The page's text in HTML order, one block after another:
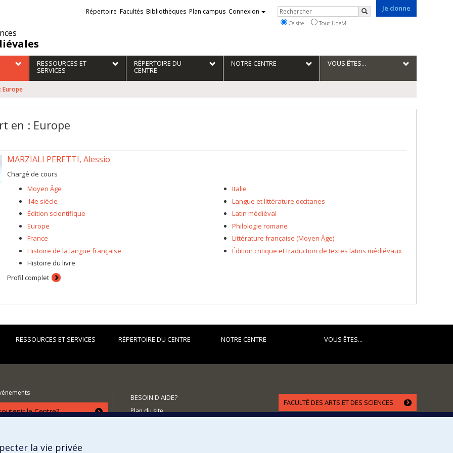
Je donne
Liens
externes
Répertoire Facultés Bibliothèques Plan campus Connexion Rechercher
Rechercher
Ce site Tout UdeM
RESSOURCES ET
SERVICES
RÉPERTOIRE DU
CENTRE
NOTRE CENTRE VOUS ÊTES...
Europe
en : Europe
MARZIALI PERETTI, Alessio
Chargé de cours
Moyen Âge
14e siècle
Édition scientifique
Europe
France
Histoire de la langue française
Histoire du livre
Italie
Langue et littérature occitanes
Latin médiéval
Philologie romane
Littérature française (Moyen Âge)
Édition critique et traduction de textes latins médiévaux
Profil complet
RESSOURCES ET SERVICES RÉPERTOIRE DU CENTRE NOTRE CENTRE VOUS ÊTES...
le Centre?
BESOIN D'AIDE?
Plan du site
FACULTÉ DES ARTS ET DES SCIENCES
la vie privée